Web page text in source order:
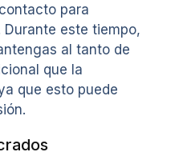
para
este tiempo,
al tanto de
que la
que esto puede